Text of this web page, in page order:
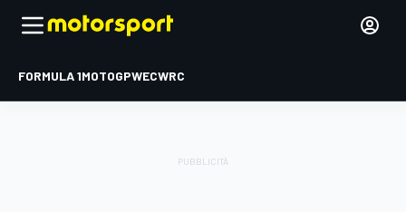
FORMULA 1MOTOGPWECWRC